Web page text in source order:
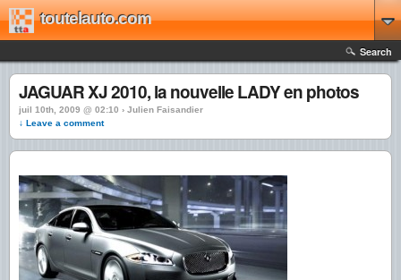
toutelauto.com
Search
JAGUAR XJ 2010, la nouvelle LADY en photos
juil 10th, 2009 @ 02:10 › Julien Faisandier
↓ Leave a comment